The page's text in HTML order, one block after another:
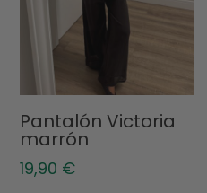
Pantalón Victoria
marrón
19,90 €